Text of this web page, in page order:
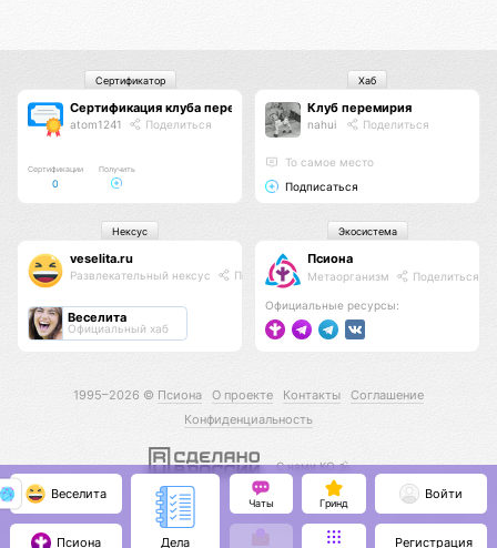
Сертификация клуба перемирия
atom1241 Поделиться
Сертификации
0
Получить
Сертификатор
Клуб перемирия
nahui Поделиться
То самое место
Подписаться
Хаб
veselita.ru
Развлекательный нексус Поделиться
Веселита
Официальный хаб
Нексус
Псиона
Метаорганизм Поделиться
Официальные ресурсы:
Экосистема
1995–2026 © Псиона О проекте Контакты
Соглашение
Конфиденциальность
С нами КО 🕉️
Веселита
Псиона Дела
Чаты Гринд
Войти
Регистрация